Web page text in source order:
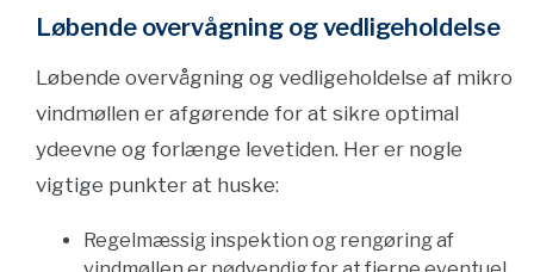
Løbende overvågning og vedligeholdelse
Løbende overvågning og vedligeholdelse af mikro
vindmøllen er afgørende for at sikre optimal
ydeevne og forlænge levetiden. Her er nogle
vigtige punkter at huske:
Regelmæssig inspektion og rengøring af